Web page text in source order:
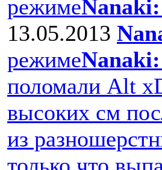
режимеNanaki:
13.05.2013
режимеNanaki:
поломали Alt
высоких см
из
только что